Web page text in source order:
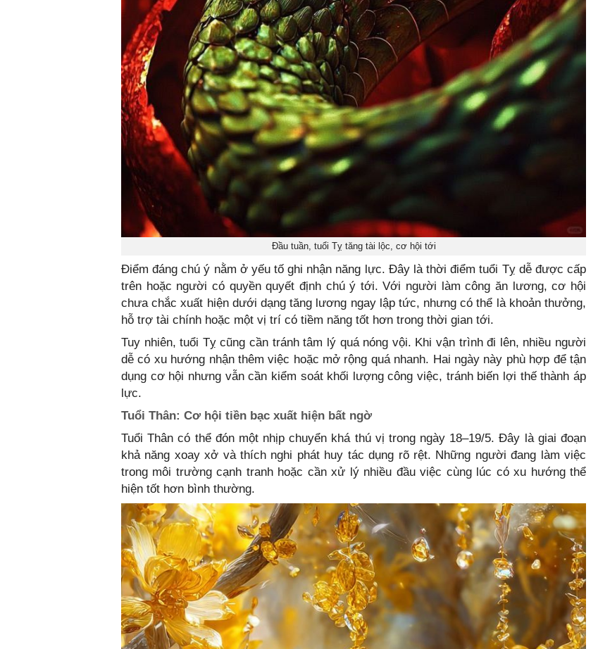
Đầu tuần, tuổi Tỵ tăng tài lộc, cơ hội tới
Điểm đáng chú ý nằm ở yếu tố ghi nhận năng lực. Đây là thời điểm tuổi Tỵ dễ được cấp
trên hoặc người có quyền quyết định chú ý tới. Với người làm công ăn lương, cơ hội
chưa chắc xuất hiện dưới dạng tăng lương ngay lập tức, nhưng có thể là khoản thưởng,
hỗ trợ tài chính hoặc một vị trí có tiềm năng tốt hơn trong thời gian tới.
Tuy nhiên, tuổi Tỵ cũng cần tránh tâm lý quá nóng vội. Khi vận trình đi lên, nhiều người
dễ có xu hướng nhận thêm việc hoặc mở rộng quá nhanh. Hai ngày này phù hợp để tận
dụng cơ hội nhưng vẫn cần kiểm soát khối lượng công việc, tránh biến lợi thế thành áp
lực.
Tuổi Thân: Cơ hội tiền bạc xuất hiện bất ngờ
Tuổi Thân có thể đón một nhịp chuyển khá thú vị trong ngày 18–19/5. Đây là giai đoạn
khả năng xoay xở và thích nghi phát huy tác dụng rõ rệt. Những người đang làm việc
trong môi trường cạnh tranh hoặc cần xử lý nhiều đầu việc cùng lúc có xu hướng thể
hiện tốt hơn bình thường.